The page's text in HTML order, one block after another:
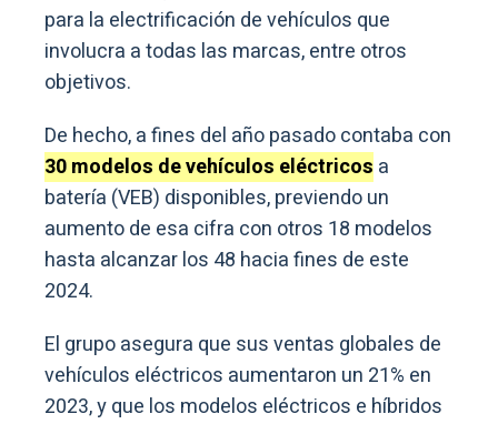
para la electrificación de vehículos que
involucra a todas las marcas, entre otros
objetivos.
De hecho, a fines del año pasado contaba con
30 modelos de vehículos eléctricos a
batería (VEB) disponibles, previendo un
aumento de esa cifra con otros 18 modelos
hasta alcanzar los 48 hacia fines de este
2024.
El grupo asegura que sus ventas globales de
vehículos eléctricos aumentaron un 21% en
2023, y que los modelos eléctricos e híbridos